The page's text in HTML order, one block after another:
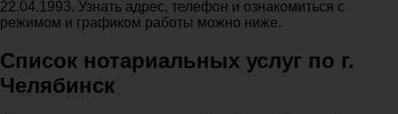
22.04.1993. Узнать адрес, телефон и ознакомиться с
режимом и графиком работы можно ниже.
Список нотариальных услуг по г.
Челябинск